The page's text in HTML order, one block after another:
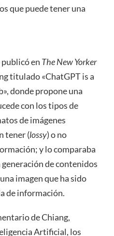
que puede tener una
publicó en The New Yorker
titulado «ChatGPT is a
donde propone una
con los tipos de
de imágenes
tener (lossy) o no
y lo comparaba
de contenidos
imagen que ha sido
de información.
de Chiang,
Artificial, los